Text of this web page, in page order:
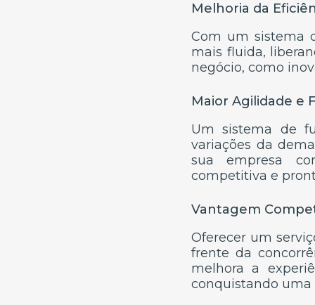
Melhoria da
Com um sistema
mais fluida,
negócio, como
Maior Agilidade e
Um sistema de
variações da
sua empresa
competitiva e
Vantagem
Oferecer um
frente da
melhora a
conquistando